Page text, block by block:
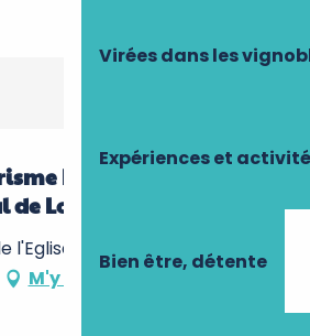
Virées dans les
Expériences et
Bien être, détente
Langeais-
de Loire (Bourgueil)
l'Eglise, 37140 Bourgueil
M'y rendre